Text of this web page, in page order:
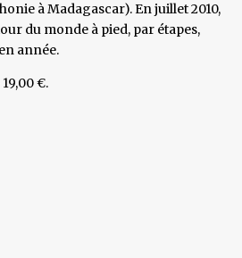
à Madagascar). En juillet 2010,
du monde à pied, par étapes,
année.
€.